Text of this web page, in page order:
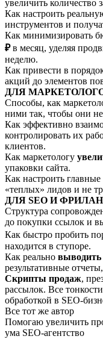
увеличить количество
Как настроить
инструментов и
Как минимизировать
₽в месяц, уделяя
неделю.
Как привести в
акций до элементов
ДЛЯ
Способы, как
ними так, чтобы они не
Как эффективно
контролировать их
клиентов.
Как маркетологу
упаковки сайта.
Как настроить
«теплых» лидов и не
ДЛЯ SEO И
Структура
до покупки ссылок и
Как быстро пробить
находится в ступоре.
Как реально выводить
результативные
Скрипты продаж,
рассылок. Все
обработкой в SEO-
Все тот же автор
Помогаю увеличить
ума SEO-агентство